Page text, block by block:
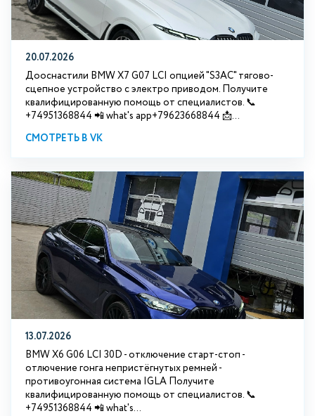
20.07.2026
Дооснастили BMW Х7 G07 LCI опцией "S3АС" тягово-
сцепное устройство с электро приводом. Получите
квалифицированную помощь от специалистов. 📞
+74951368844 📲 what's app+79623668844 📩...
СМОТРЕТЬ В VK
13.07.2026
BMW X6 G06 LCI 30D - отключение старт-стоп -
отлючение гонга непристёгнутых ремней -
противоугонная система IGLA Получите
квалифицированную помощь от специалистов. 📞
+74951368844 📲 what's...